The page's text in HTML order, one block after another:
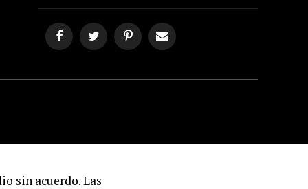
sin acuerdo. Las